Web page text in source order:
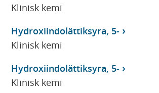
Klinisk kemi
Hydroxiindolättiksyra, 5-
Klinisk kemi
Hydroxiindolättiksyra, 5-
Klinisk kemi